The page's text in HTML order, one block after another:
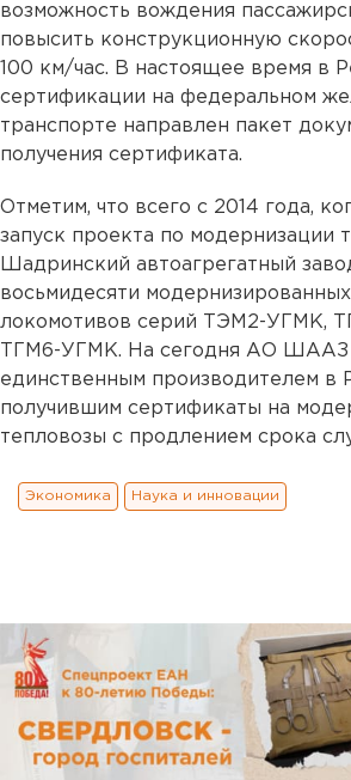
возможность вождения
повысить конструкционную
100 км/час. В настоящее время в
сертификации на федеральном
транспорте направлен пакет
получения сертификата.
Отметим, что всего с 2014 года,
запуск проекта по модернизации
Шадринский автоагрегатный
восьмидесяти
локомотивов серий ТЭМ2-УГМК,
ТГМ6-УГМК. На сегодня АО ШААЗ
единственным производителем в
получившим сертификаты на
тепловозы с продлением срока
Экономика Наука и инновации